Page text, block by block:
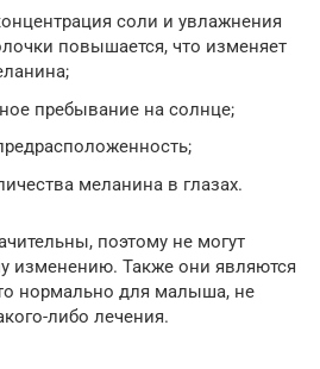
соли и увлажнения
повышается, что изменяет
пребывание на солнце;
меланина в глазах.
поэтому не могут
изменению. Также они являются
нормально для малыша, не
либо лечения.